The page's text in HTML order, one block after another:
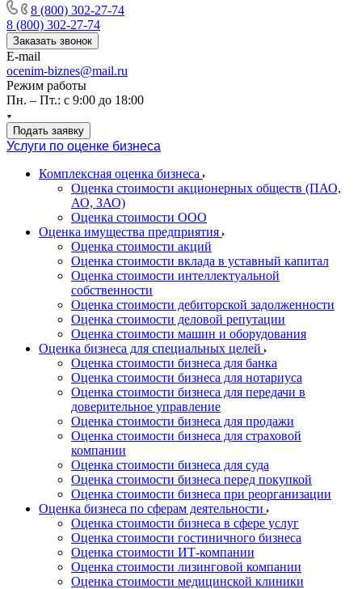
8 (800) 302-27-74
8 (800) 302-27-74
Заказать звонок
E-mail
ocenim-biznes@mail.ru
Режим работы
Пн. – Пт.: с 9:00 до 18:00
Подать заявку
Услуги по оценке бизнеса
Комплексная оценка бизнеса
Оценка стоимости акционерных обществ (ПАО,
АО, ЗАО)
Оценка стоимости ООО
Оценка имущества предприятия
Оценка стоимости акций
Оценка стоимости вклада в уставный капитал
Оценка стоимости интеллектуальной
собственности
Оценка стоимости дебиторской задолженности
Оценка стоимости деловой репутации
Оценка стоимости машин и оборудования
Оценка бизнеса для специальных целей
Оценка стоимости бизнеса для банка
Оценка стоимости бизнеса для нотариуса
Оценка стоимости бизнеса для передачи в
доверительное управление
Оценка стоимости бизнеса для продажи
Оценка стоимости бизнеса для страховой
компании
Оценка стоимости бизнеса для суда
Оценка стоимости бизнеса перед покупкой
Оценка стоимости бизнеса при реорганизации
Оценка бизнеса по сферам деятельности
Оценка стоимости бизнеса в сфере услуг
Оценка стоимости гостиничного бизнеса
Оценка стоимости ИТ-компании
Оценка стоимости лизинговой компании
Оценка стоимости медицинской клиники